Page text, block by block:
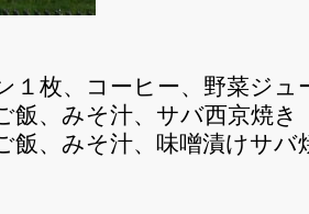
１枚、コーヒー、野菜ジュ
飯、みそ汁、サバ西京焼き
飯、みそ汁、味噌漬けサ